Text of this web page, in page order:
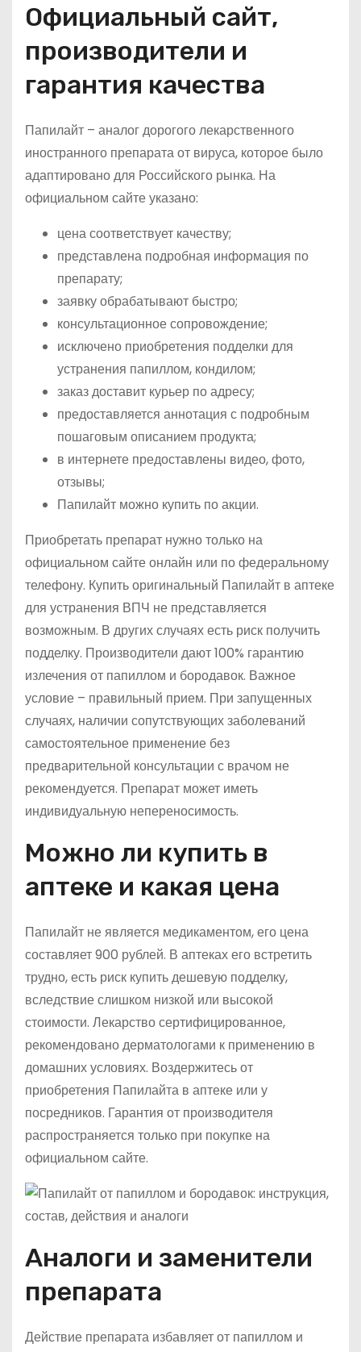
Официальный сайт,
производители и
гарантия качества
Папилайт – аналог дорогого лекарственного
иностранного препарата от вируса, которое было
адаптировано для Российского рынка. На
официальном сайте указано:
цена соответствует качеству;
представлена подробная информация по
препарату;
заявку обрабатывают быстро;
консультационное сопровождение;
исключено приобретения подделки для
устранения папиллом, кондилом;
заказ доставит курьер по адресу;
предоставляется аннотация с подробным
пошаговым описанием продукта;
в интернете предоставлены видео, фото,
отзывы;
Папилайт можно купить по акции.
Приобретать препарат нужно только на
официальном сайте онлайн или по федеральному
телефону. Купить оригинальный Папилайт в аптеке
для устранения ВПЧ не представляется
возможным. В других случаях есть риск получить
подделку. Производители дают 100% гарантию
излечения от папиллом и бородавок. Важное
условие – правильный прием. При запущенных
случаях, наличии сопутствующих заболеваний
самостоятельное применение без
предварительной консультации с врачом не
рекомендуется. Препарат может иметь
индивидуальную непереносимость.
Можно ли купить в
аптеке и какая цена
Папилайт не является медикаментом, его цена
составляет 900 рублей. В аптеках его встретить
трудно, есть риск купить дешевую подделку,
вследствие слишком низкой или высокой
стоимости. Лекарство сертифицированное,
рекомендовано дерматологами к применению в
домашних условиях. Воздержитесь от
приобретения Папилайта в аптеке или у
посредников. Гарантия от производителя
распространяется только при покупке на
официальном сайте.
Аналоги и заменители
препарата
Действие препарата избавляет от папиллом и